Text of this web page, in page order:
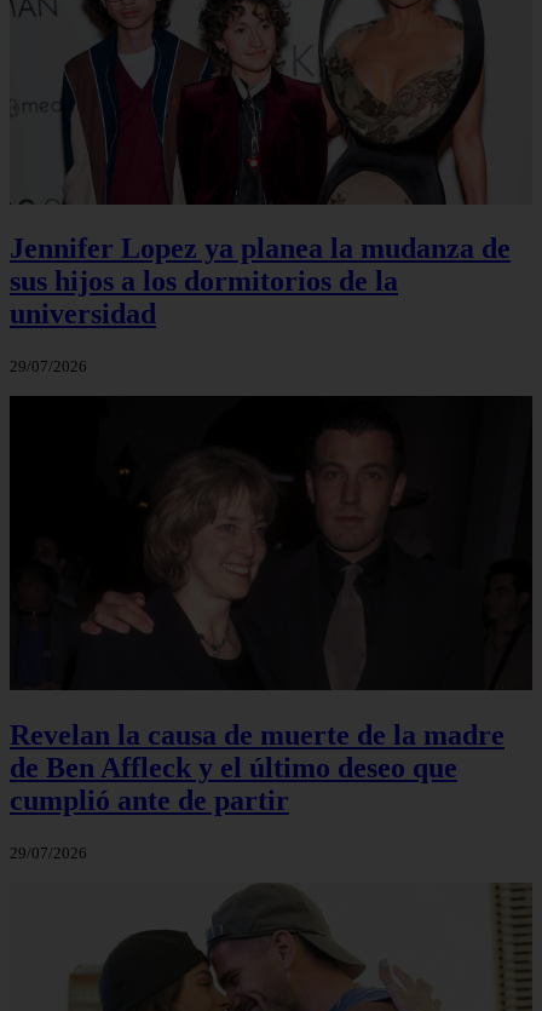
Jennifer Lopez ya planea la mudanza de
sus hijos a los dormitorios de la
universidad
29/07/2026
Revelan la causa de muerte de la madre
de Ben Affleck y el último deseo que
cumplió ante de partir
29/07/2026